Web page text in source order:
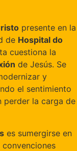
presente en la
de Hospital do
cuestiona la
de Jesús. Se
y
el sentimiento
perder la carga de
es sumergirse en